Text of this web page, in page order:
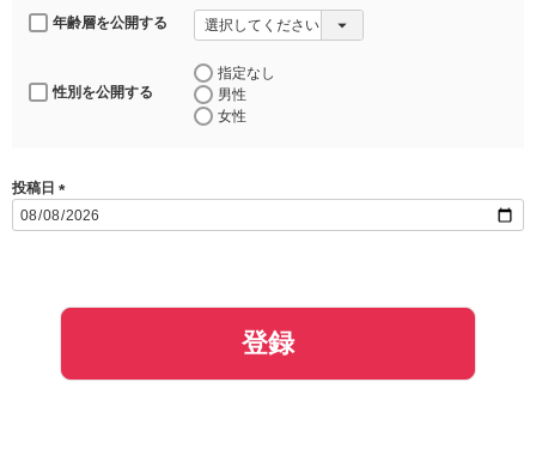
年齢層を公開する
性別を公開する
指定なし
男性
女性
投稿日
(
必
登録